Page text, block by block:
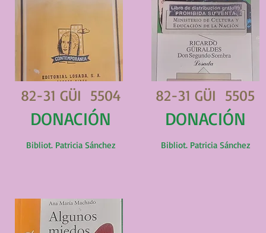
82-31 GÜI 5504
DONACIÓN
Bibliot. Patricia Sánchez
82-31 GÜI 5505
DONACIÓN
Bibliot. Patricia Sánchez